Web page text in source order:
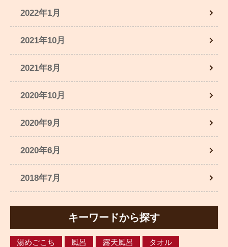
2022年1月
2021年10月
2021年8月
2020年10月
2020年9月
2020年6月
2018年7月
キーワードから探す
湯めごこち 風呂 露天風呂
タオル